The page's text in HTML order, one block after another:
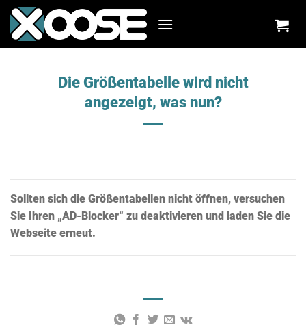
Zum
Inhalt
springen
Die Größentabelle wird nicht
angezeigt, was nun?
Sollten sich die Größentabellen nicht öffnen, versuchen
Sie Ihren „AD-Blocker“ zu deaktivieren und laden Sie die
Webseite erneut.